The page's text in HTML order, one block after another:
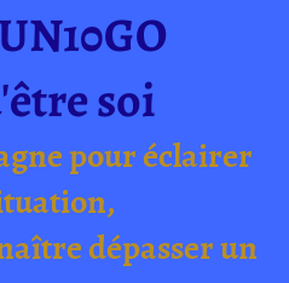
soi
pour éclairer
dépasser un